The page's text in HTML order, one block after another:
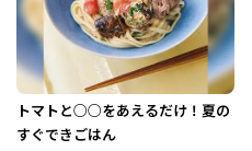
トマトと○○をあえるだけ！夏の
すぐできごはん